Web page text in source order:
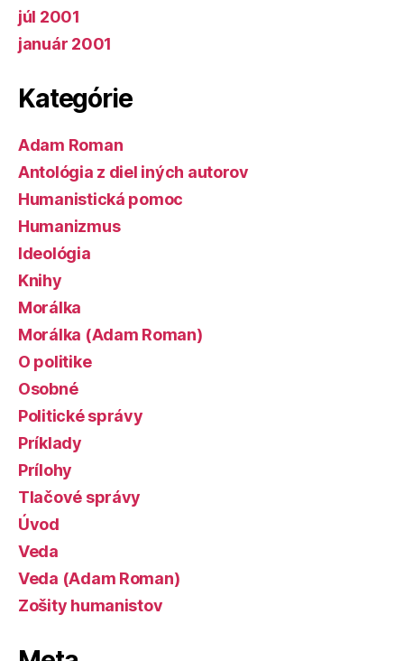
júl 2001
január 2001
Kategórie
Adam Roman
Antológia z diel iných autorov
Humanistická pomoc
Humanizmus
Ideológia
Knihy
Morálka
Morálka (Adam Roman)
O politike
Osobné
Politické správy
Príklady
Prílohy
Tlačové správy
Úvod
Veda
Veda (Adam Roman)
Zošity humanistov